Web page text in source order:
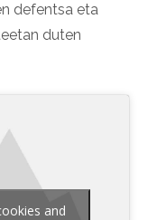
defentsa eta
duten
and